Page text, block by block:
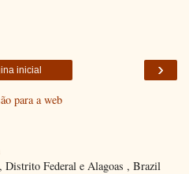
›
inicial
para a web
Distrito Federal e Alagoas , Brazil